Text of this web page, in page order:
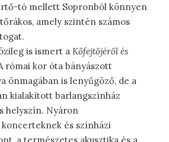
tó mellett Sopronból könnyen
amely szintén számos
is ismert a Kőfejtőjéről és
római kor óta bányászott
önmagában is lenyűgöző, de a
kialakított barlangszínház
helyszín. Nyáron
koncerteknek és színházi
a természetes akusztika és a